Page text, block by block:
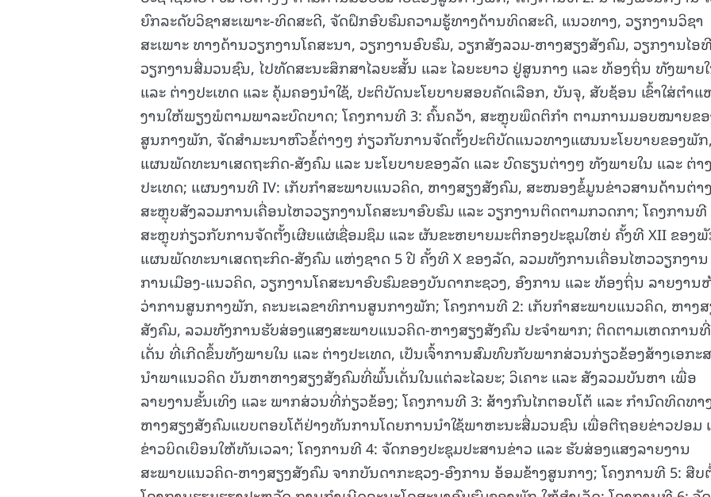
ຍົກລະດັບວິຊາສະເພາະ-ທິດສະດີ, ຈັດຝຶກອົບຮົມຄວາມຮູ້ທາງດ້ານທິດສະດີ, ແນວທາງ, ວຽກງານວິຊາ
ສະເພາະ ທາງດ້ານວຽກງານໂຄສະນາ, ວຽກງານອົບຮົມ, ວຽກສັງລວມ-ຫາງສຽງສັງຄົມ, ວຽກງານໄອ
ວຽກງານສື່ມວນຊົນ, ໄປທັດສະນະສຶກສາໄລຍະສັ້ນ ແລະ ໄລຍະຍາວ ຢູ່ສູນກາງ ແລະ ທ້ອງຖິ່ນ ທັງພາຍ
ແລະ ຕ່າງປະເທດ ແລະ ຄຸ້ມຄອງນໍາໃຊ້, ປະຕິບັດນະໂຍບາຍສອບຄັດເລືອກ, ບັນຈຸ, ສັບຊ້ອນ ເຂົ້າໃສ່ຕຳ
ງານໃຫ້ພຽງພໍຕາມພາລະບົດບາດ; ໂຄງການທີ 3: ຄົ້ນຄວ້າ, ສະຫຼຸບພຶດຕິກຳ ຕາມການມອບໝາຍຂ
ສູນກາງພັກ, ຈັດສໍາມະນາຫົວຂໍ້ຕ່າງໆ ກ່ຽວກັບການຈັດຕັ້ງປະຕິບັດແນວທາງແຜນນະໂຍບາຍຂອງພັກ,
ແຜນພັດທະນາເສດຖະກິດ-ສັງຄົມ ແລະ ນະໂຍບາຍຂອງລັດ ແລະ ບົດຮຽນຕ່າງໆ ທັງພາຍໃນ ແລະ ຕ່າງ
ປະເທດ; ແຜນງານທີ IV: ເກັບກໍາສະພາບແນວຄິດ, ຫາງສຽງສັງຄົມ, ສະໜອງຂໍ້ມູນຂ່າວສານດ້ານຕ່າ
ສະຫຼຸບສັງລວມການເຄື່ອນໄຫວວຽກງານໂຄສະນາອົບຮົມ ແລະ ວຽກງານຕິດຕາມກວດກາ; ໂຄງການທີ
ສະຫຼຸບກ່ຽວກັບການຈັດຕັ້ງເຜີຍແຜ່ເຊື່ອມຊຶມ ແລະ ຜັນຂະຫຍາຍມະຕິກອງປະຊຸມໃຫຍ່ ຄັ້ງທີ XII ຂອງ
ແຜນພັດທະນາເສດຖະກິດ-ສັງຄົມ ແຫ່ງຊາດ 5 ປີ ຄັ້ງທີ X ຂອງລັດ, ລວມທັງການເຄື່ອນໄຫວວຽກງານ
ການເມືອງ-ແນວຄິດ, ວຽກງານໂຄສະນາອົບຮົມຂອງບັນດາກະຊວງ, ອົງການ ແລະ ທ້ອງຖິ່ນ ລາຍງານ
ວ່າການສູນກາງພັກ, ຄະນະເລຂາທິການສູນກາງພັກ; ໂຄງການທີ 2: ເກັບກໍາສະພາບແນວຄິດ, ຫາງສ
ສັງຄົມ, ລວມທັງການຮັບສ່ອງແສງສະພາບແນວຄິດ-ຫາງສຽງສັງຄົມ ປະຈໍາພາກ; ຕິດຕາມເຫດການ
ເດັ່ນ ທີ່ເກີດຂຶ້ນທັງພາຍໃນ ແລະ ຕ່າງປະເທດ, ເປັນເຈົ້າການສົມທົບກັບພາກສ່ວນກ່ຽວຂ້ອງສ້າງເອກະ
ນໍາພາແນວຄິດ ບັນຫາຫາງສຽງສັງຄົມທີ່ພົ້ນເດັ່ນໃນແຕ່ລະໄລຍະ; ວິເຄາະ ແລະ ສັງລວມບັນຫາ ເພື່ອ
ລາຍງານຂັ້ນເທິງ ແລະ ພາກສ່ວນທີ່ກ່ຽວຂ້ອງ; ໂຄງການທີ 3: ສ້າງກົນໄກຕອບໂຕ້ ແລະ ກໍານົດທິດທາ
ຫາງສຽງສັງຄົມແບບຕອບໂຕ້ຢ່າງທັນການໂດຍການນໍາໃຊ້ພາຫະນະສື່ມວນຊົນ ເພື່ອຕີຖອຍຂ່າວປອມ
ຂ່າວບິດເບືອນໃຫ້ທັນເວລາ; ໂຄງການທີ 4: ຈັດກອງປະຊຸມປະສານຂ່າວ ແລະ ຮັບສ່ອງແສງລາຍງານ
ສະພາບແນວຄິດ-ຫາງສຽງສັງຄົມ ຈາກບັນດາກະຊວງ-ອົງການ ອ້ອມຂ້າງສູນກາງ; ໂຄງການທີ 5: ສືບ